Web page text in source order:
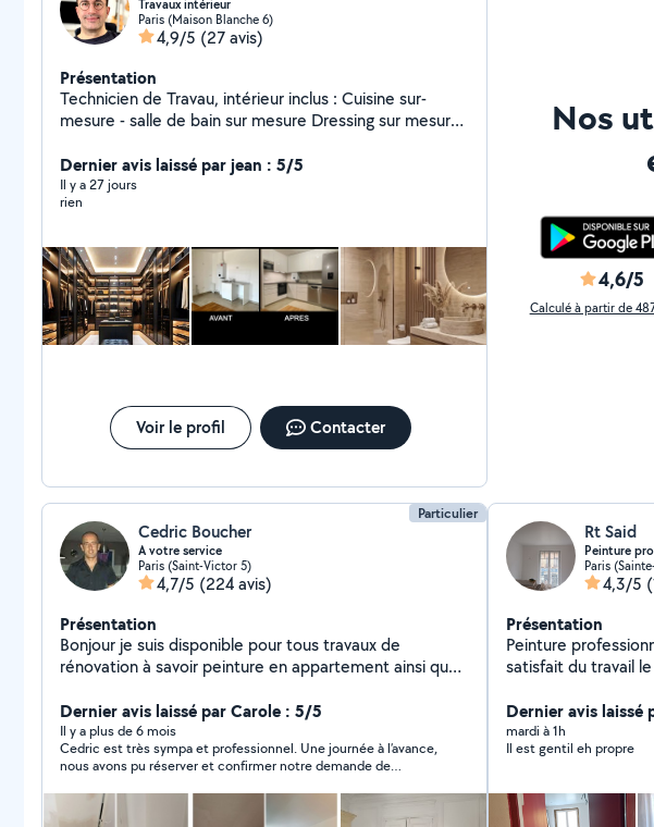
Travaux intérieur
Paris (Maison Blanche 6)
4,9/5 (27 avis)
Présentation
Technicien de Travau, intérieur inclus : Cuisine sur-
mesure - salle de bain sur mesure Dressing sur mesure
menuiserie - Électricité etc.
Dernier avis laissé par jean : 5/5
Il y a 27 jours
rien
Voir le profil Contacter
Nos
4,6/5
Calculé à partir de
Particulier
Cedric Boucher
A votre service
Paris (Saint-Victor 5)
4,7/5 (224 avis)
Présentation
Bonjour je suis disponible pour tous travaux de
rénovation à savoir peinture en appartement ainsi que
petites bricoles également. Remise en état de salle de
bain ou cuisine. j'attend vos propositions avec grand
plaisir bonne journée à vous ;) n'hésitez pas a me
contacter téléphoniquement car il se peut que votre
demande soit hors de ma zone
Dernier avis laissé par Carole : 5/5
Il y a plus de 6 mois
Cedric est très sympa et professionnel. Une journée à l’avance,
nous avons pu réserver et confirmer notre demande de
Cedric a repeint les murs et plafonds de notre salin de 20m2
comme un pro. Rapide, efficace propre et souriant. Merci
Rt Said
Peinture
Paris
4,3/5
Présentation
Peinture
satisfait du travail
Dernier avis laissé
mardi à 1h
Il est gentil eh propre